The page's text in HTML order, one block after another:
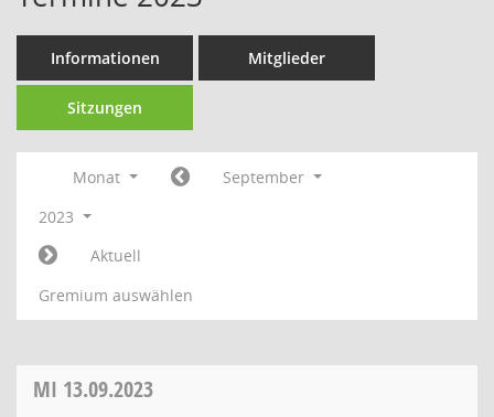
Informationen Mitglieder
Sitzungen
Monat
September
2023
Aktuell
Gremium auswählen
MI 13.09.2023